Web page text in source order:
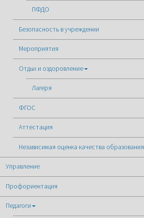
ПФДО
Безопасность в учреждении
Мероприятия
Отдых и оздоровление
Лагеря
ФГОС
Аттестация
Независимая оценка качества образования
Управление
Профориентация
Педагоги